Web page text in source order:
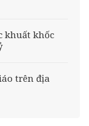
khuất khốc
trên địa